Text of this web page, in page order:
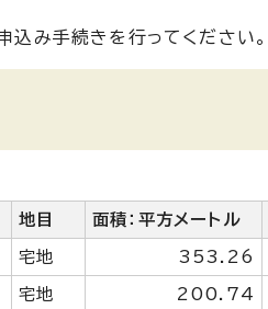
み手続きを行ってください。
地目 面積：平方メートル
宅地 353.26
宅地 200.74